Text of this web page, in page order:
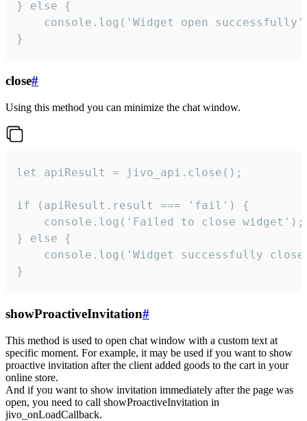
} else {
console.log('Widget open
}
close#
Using this method you can minimize the chat window.
let apiResult = jivo_api.close();
if (apiResult.result === 'fail') {
    console.log('Failed to close widget');
} else {
console.log('Widget successfully
}
showProactiveInvitation#
This method is used to open chat window with a custom text at
specific moment. For example, it may be used if you want to show
proactive invitation after the client added goods to the cart in your
online store.
And if you want to show invitation immediately after the page was
open, you need to call showProactiveInvitation in
jivo_onLoadCallback.